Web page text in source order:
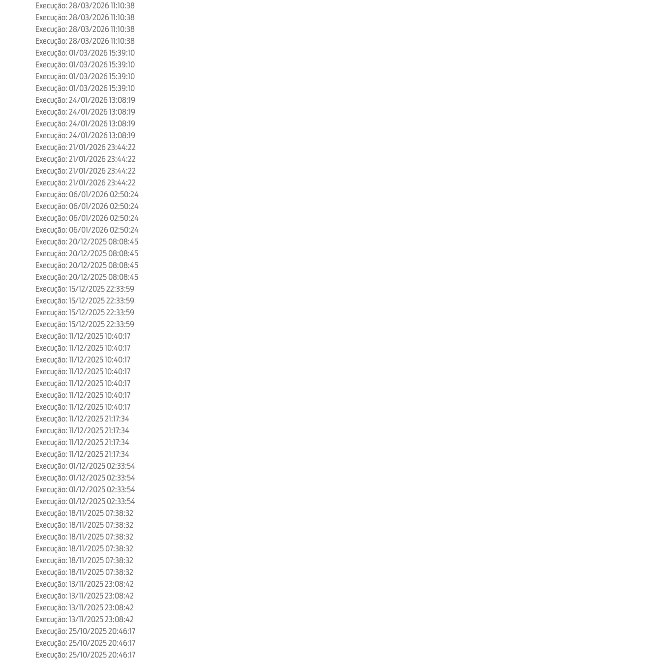
Execução: 28/03/2026 11:10:38
Execução: 28/03/2026 11:10:38
Execução: 28/03/2026 11:10:38
Execução: 28/03/2026 11:10:38
Execução: 01/03/2026 15:39:10
Execução: 01/03/2026 15:39:10
Execução: 01/03/2026 15:39:10
Execução: 01/03/2026 15:39:10
Execução: 24/01/2026 13:08:19
Execução: 24/01/2026 13:08:19
Execução: 24/01/2026 13:08:19
Execução: 24/01/2026 13:08:19
Execução: 21/01/2026 23:44:22
Execução: 21/01/2026 23:44:22
Execução: 21/01/2026 23:44:22
Execução: 21/01/2026 23:44:22
Execução: 06/01/2026 02:50:24
Execução: 06/01/2026 02:50:24
Execução: 06/01/2026 02:50:24
Execução: 06/01/2026 02:50:24
Execução: 20/12/2025 08:08:45
Execução: 20/12/2025 08:08:45
Execução: 20/12/2025 08:08:45
Execução: 20/12/2025 08:08:45
Execução: 15/12/2025 22:33:59
Execução: 15/12/2025 22:33:59
Execução: 15/12/2025 22:33:59
Execução: 15/12/2025 22:33:59
Execução: 11/12/2025 10:40:17
Execução: 11/12/2025 10:40:17
Execução: 11/12/2025 10:40:17
Execução: 11/12/2025 10:40:17
Execução: 11/12/2025 10:40:17
Execução: 11/12/2025 10:40:17
Execução: 11/12/2025 10:40:17
Execução: 11/12/2025 21:17:34
Execução: 11/12/2025 21:17:34
Execução: 11/12/2025 21:17:34
Execução: 11/12/2025 21:17:34
Execução: 01/12/2025 02:33:54
Execução: 01/12/2025 02:33:54
Execução: 01/12/2025 02:33:54
Execução: 01/12/2025 02:33:54
Execução: 18/11/2025 07:38:32
Execução: 18/11/2025 07:38:32
Execução: 18/11/2025 07:38:32
Execução: 18/11/2025 07:38:32
Execução: 18/11/2025 07:38:32
Execução: 18/11/2025 07:38:32
Execução: 13/11/2025 23:08:42
Execução: 13/11/2025 23:08:42
Execução: 13/11/2025 23:08:42
Execução: 13/11/2025 23:08:42
Execução: 25/10/2025 20:46:17
Execução: 25/10/2025 20:46:17
Execução: 25/10/2025 20:46:17